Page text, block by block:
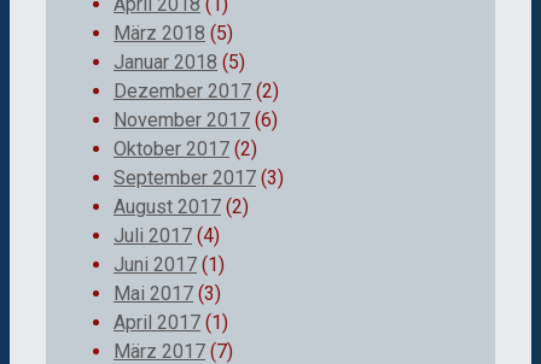
März 2018 (5)
Januar 2018 (5)
Dezember 2017 (2)
November 2017 (6)
Oktober 2017 (2)
September 2017 (3)
August 2017 (2)
Juli 2017 (4)
Juni 2017 (1)
Mai 2017 (3)
April 2017 (1)
März 2017 (7)